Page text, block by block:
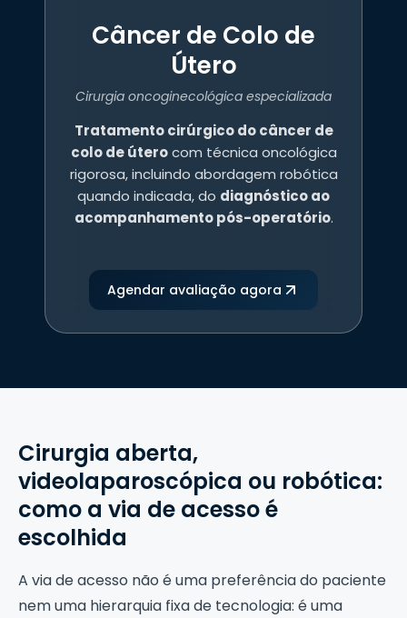
Câncer de Colo de
Útero
Cirurgia oncoginecológica especializada
Tratamento cirúrgico do câncer de
colo de úterocom técnica oncológica
rigorosa, incluindo abordagem robótica
quando indicada, do diagnóstico ao
acompanhamento pós-operatório.
Agendar avaliação agora
Cirurgia aberta,
videolaparoscópica ou robótica:
como a via de acesso é
escolhida
A via de acesso não é uma preferência do paciente
nem uma hierarquia fixa de tecnologia: é uma